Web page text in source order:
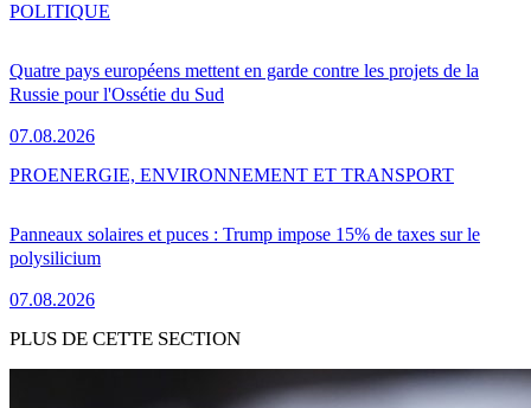
Quatre pays européens mettent en garde contre les projets de la
Russie pour l'Ossétie du Sud
07.08.2026
POLITIQUE
Panneaux solaires et puces : Trump impose 15% de taxes sur le
polysilicium
07.08.2026
PROENERGIE, ENVIRONNEMENT ET TRANSPORT
PLUS DE CETTE SECTION